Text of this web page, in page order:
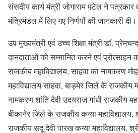
संसदीय कार्य मंत्री जोगाराम पटेल ने पत्रकार
मंत्रिमंडल में लिए गए निर्णयों की जानकारी दी।
उप मुख्यमंत्री एवं उच्च शिक्षा मंत्री डॉ.
दानदाताओं को सम्मानित करने एवं
राजकीय महाविद्यालय, साहवा का नामकरण
महाविद्यालय साहवा, बाड़मेर जिले के राजकीय
नामकरण शांति देवी उदयराज गांधी राजकीय
बीकानेर जिले के राजकीय कन्या
राजकीय सदू देवी पारख कन्या महाविद्यालय,